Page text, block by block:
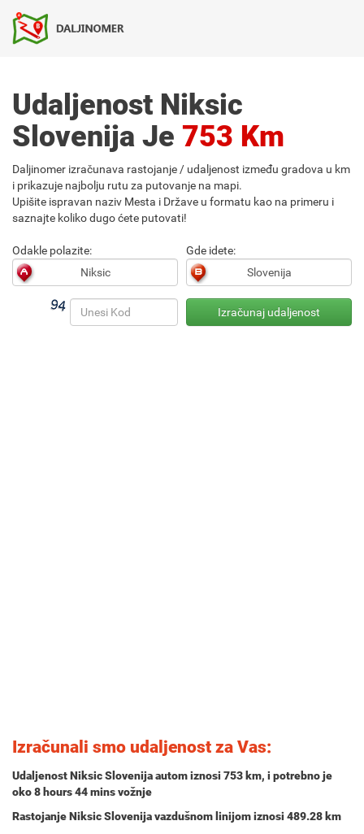
Udaljenost Niksic
Slovenija Je 753 Km
Daljinomer izračunava rastojanje / udaljenost između gradova u km
i prikazuje najbolju rutu za putovanje na mapi.
Upišite ispravan naziv Mesta i Države u formatu kao na primeru i
saznajte koliko dugo ćete putovati!
Odakle polazite: Gde idete:
Izračunali smo udaljenost za Vas:
Udaljenost Niksic Slovenija autom iznosi 753 km, i potrebno je
oko8 hours 44 minsvožnje
Rastojanje Niksic Slovenija vazdušnom linijom iznosi 489.28 km